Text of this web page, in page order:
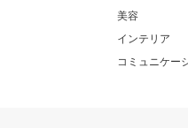
美容
インテリア
コミュニケー